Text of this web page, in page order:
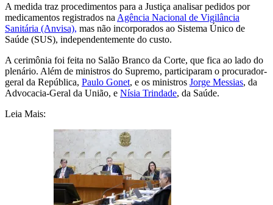
A medida traz procedimentos para a Justiça analisar pedidos por
medicamentos registrados na Agência Nacional de Vigilância
Sanitária (Anvisa), mas não incorporados ao Sistema Único de
Saúde (SUS), independentemente do custo.
A cerimônia foi feita no Salão Branco da Corte, que fica ao lado do
plenário. Além de ministros do Supremo, participaram o procurador-
geral da República, Paulo Gonet, e os ministros Jorge Messias, da
Advocacia-Geral da União, e Nísia Trindade, da Saúde.
Leia Mais: